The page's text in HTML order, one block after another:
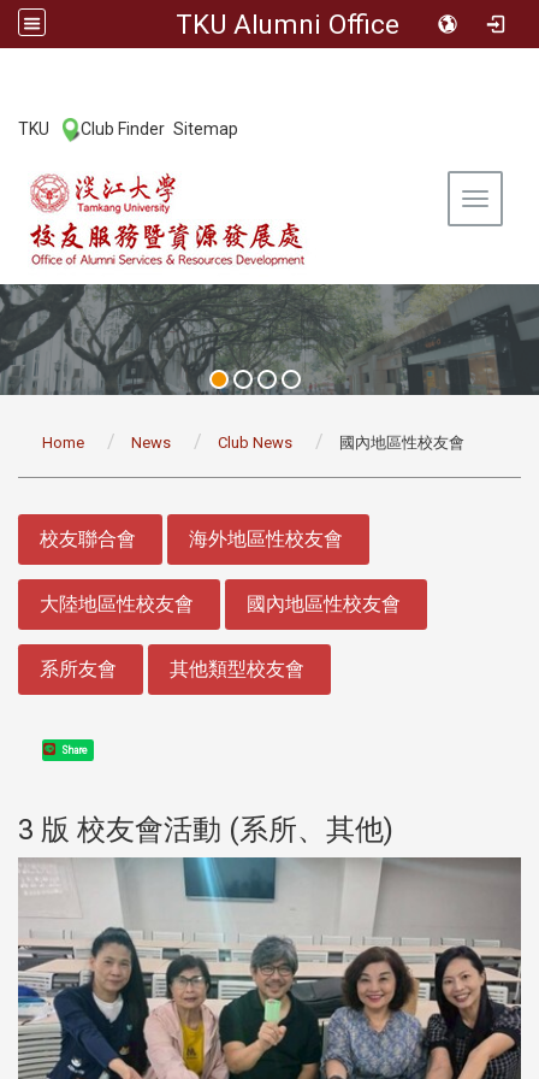
TKU Alumni Office
TKU Club Finder Sitemap
Toggle
Home News Club News 國內地區性校友會
校友聯合會 海外地區性校友會
大陸地區性校友會 國內地區性校友會
系所友會 其他類型校友會
Share
3 版 校友會活動 (系所、其他)